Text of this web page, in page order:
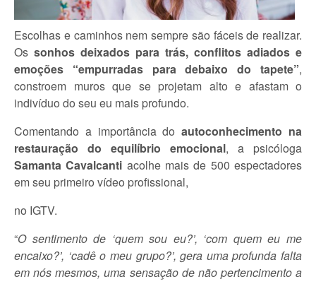
Escolhas e caminhos nem sempre são fáceis de realizar.
Os sonhos deixados para trás, conflitos adiados e
emoções “empurradas para debaixo do tapete”,
constroem muros que se projetam alto e afastam o
indivíduo do seu eu mais profundo.
Comentando a importância doautoconhecimento na
restauração do equilíbrio emocional, a psicóloga
Samanta Cavalcanti acolhe mais de 500 espectadores
em seu primeiro vídeo profissional,
no IGTV.
“O sentimento de ‘quem sou eu?’, ‘com quem eu me
encaixo?’, ‘cadê o meu grupo?’, gera uma profunda falta
em nós mesmos, uma sensação de não pertencimento a